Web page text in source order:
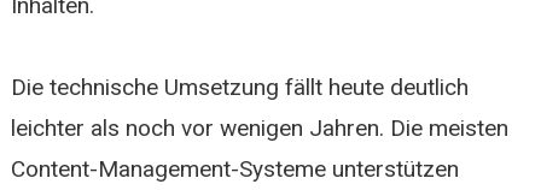
Die technische Umsetzung fällt heute deutlich
leichter als noch vor wenigen Jahren. Die meisten
Content-Management-Systeme unterstützen